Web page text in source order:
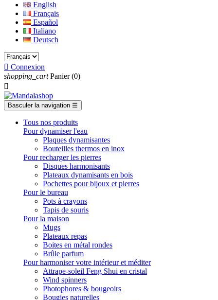
English
Français
Español
Italiano
Deutsch
 Connexion
shopping_cart Panier (0)

Basculer la navigation ☰
Tous nos produits
Pour dynamiser l'eau
Plaques dynamisantes
Bouteilles thermos en inox
Pour recharger les pierres
Disques harmonisants
Plateaux dynamisants en bois
Pochettes pour bijoux et pierres
Pour le bureau
Pots à crayons
Tapis de souris
Pour la maison
Mugs
Plateaux repas
Boites en métal rondes
Brûle parfum
Pour harmoniser votre intérieur et méditer
Attrape-soleil Feng Shui en cristal
Wind spinners
Photophores & bougeoirs
Bougies naturelles